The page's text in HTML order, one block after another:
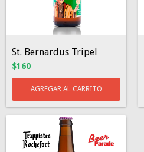
St. Bernardus Tripel
$160